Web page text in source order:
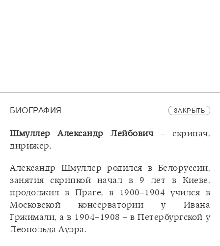
БИОГРАФИЯ ЗАКРЫТЬ
Шмуллер Александр Лейбович– скрипач,
дирижер.
Александр Шмуллер родился в Белоруссии,
занятия скрипкой начал в 9 лет в Киеве,
продолжил в Праге, в 1900–1904 учился в
Московской консерватории у Ивана
Гржимали, а в 1904–1908 – в Петербургской у
Леопольда Ауэра.